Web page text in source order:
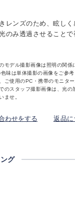
レンズのため、眩し
のみ透過させることで
モデル撮影画像は照明の関
味は単体撮影の画像をご参考
ご使用のPC・携帯のモニタ
のスタッフ撮影画像は、光
ませ。
わせをする 返品に
グ